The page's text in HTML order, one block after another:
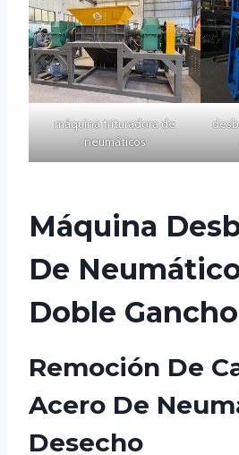
máquina trituradora de
neumáticos
Máquina
De
Doble
Remoción De
Acero De
Desecho